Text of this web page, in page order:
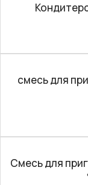
смесь для
Смесь для